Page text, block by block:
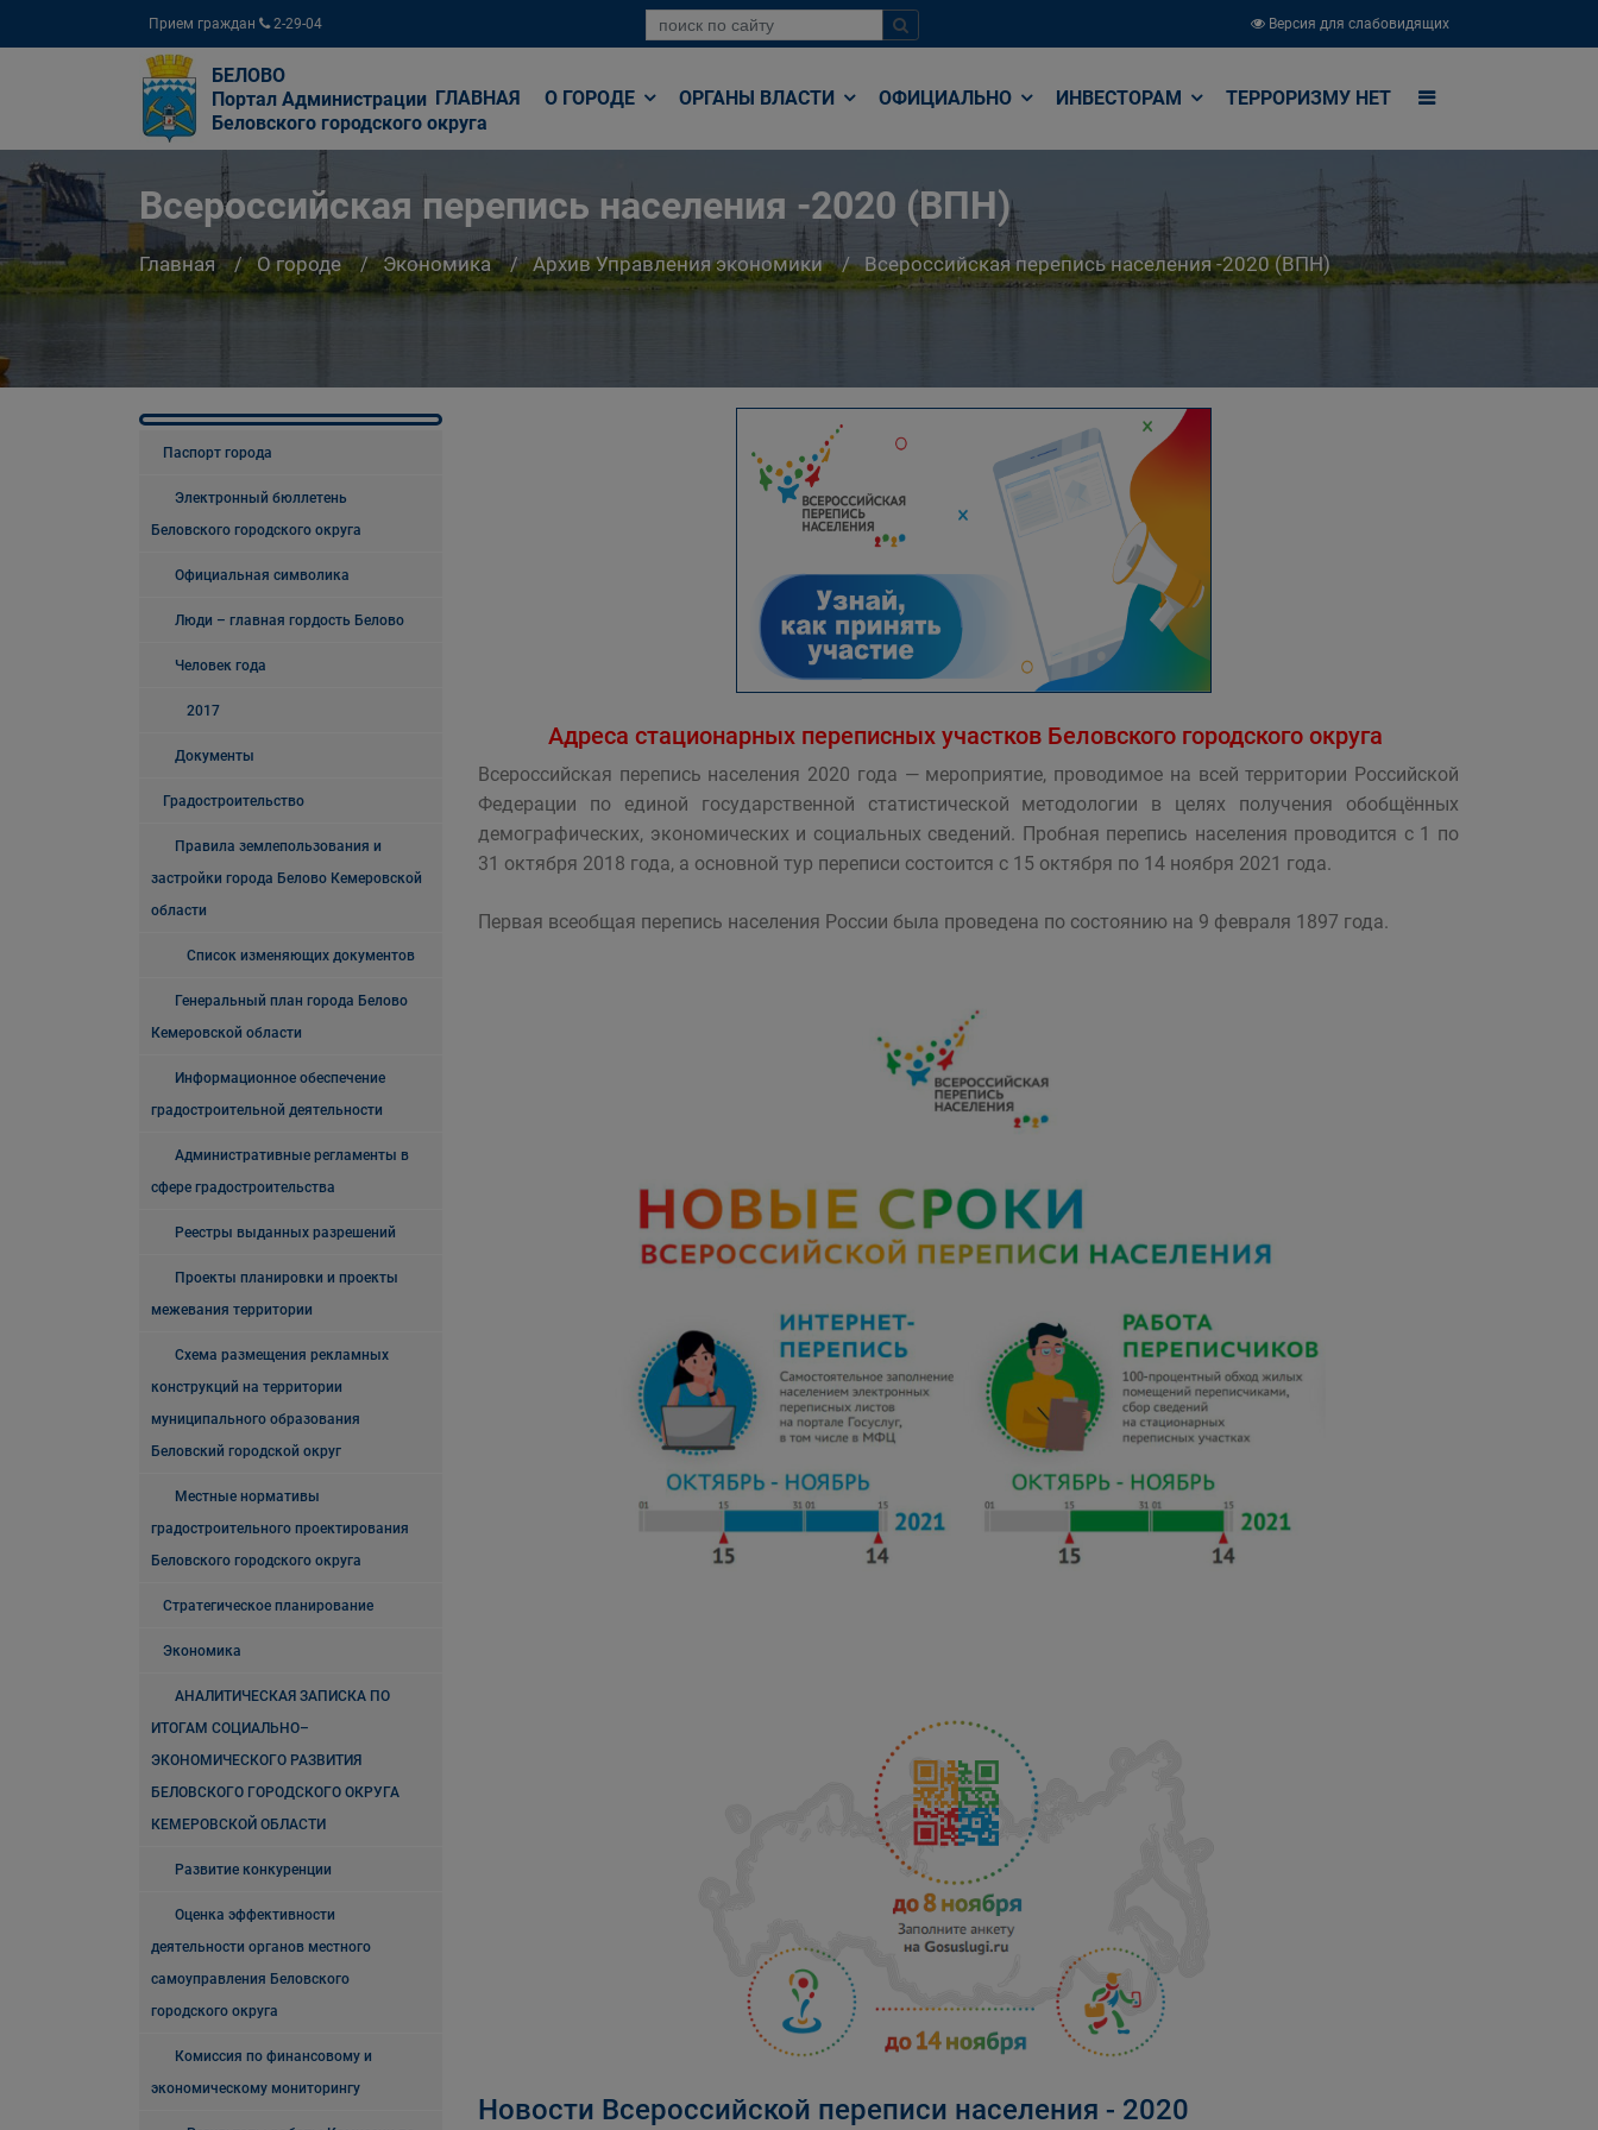
Прием граждан 2-29-04 Версия для слабовидящих
БЕЛОВО
Портал Администрации
Беловского городского округа
ГЛАВНАЯ О ГОРОДЕ ОРГАНЫ ВЛАСТИ ОФИЦИАЛЬНО ИНВЕСТОРАМ ТЕРРОРИЗМУ НЕТ
Всероссийская перепись населения -2020 (ВПН)
Главная О городе Экономика Архив Управления экономики Всероссийская перепись населения -2020 (ВПН)
Паспорт города
Электронный бюллетень
Беловского городского округа
Официальная символика
Люди – главная гордость Белово
Человек года
2017
Документы
Градостроительство
Правила землепользования и
застройки города Белово Кемеровской
области
Список изменяющих документов
Генеральный план города Белово
Кемеровской области
Информационное обеспечение
градостроительной деятельности
Административные регламенты в
сфере градостроительства
Реестры выданных разрешений
Проекты планировки и проекты
межевания территории
Схема размещения рекламных
конструкций на территории
муниципального образования
Беловский городской округ
Местные нормативы
градостроительного проектирования
Беловского городского округа
Стратегическое планирование
Экономика
АНАЛИТИЧЕСКАЯ ЗАПИСКА ПО
ИТОГАМ СОЦИАЛЬНО–
ЭКОНОМИЧЕСКОГО РАЗВИТИЯ
БЕЛОВСКОГО ГОРОДСКОГО ОКРУГА
КЕМЕРОВСКОЙ ОБЛАСТИ
Развитие конкуренции
Оценка эффективности
деятельности органов местного
самоуправления Беловского
городского округа
Комиссия по финансовому и
экономическому мониторингу
Адреса стационарных переписных участков Беловского городского округа
Всероссийская перепись населения 2020 года — мероприятие, проводимое на всей территории Российской
Федерации по единой государственной статистической методологии в целях получения обобщённых
демографических, экономических и социальных сведений. Пробная перепись населения проводится с 1 по
31 октября 2018 года, а основной тур переписи состоится с 15 октября по 14 ноября 2021 года.
Первая всеобщая перепись населения России была проведена по состоянию на 9 февраля 1897 года.
Новости Всероссийской переписи населения - 2020